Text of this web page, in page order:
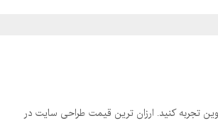
تجربه کنید. ارزان ترین قیمت طراحی سایت در